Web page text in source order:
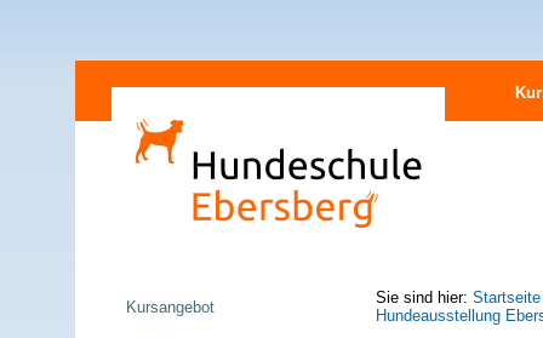
zum
Inhalt
Direkt
Navigation
Sie sind hier: Startseite
Hundeausstellung
Kursangebot